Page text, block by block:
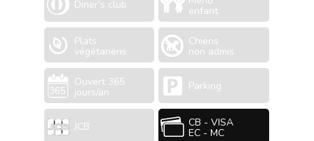
Diner's club enfant
Plats
végétariens
Chiens
non admis
Ouvert 365
jours/an Parking
JCB CB - VISA
EC - MC